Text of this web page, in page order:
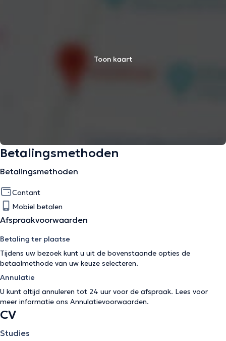
Toon kaart
Betalingsmethoden
Betalingsmethoden
Contant
Mobiel betalen
Afspraakvoorwaarden
Betaling ter plaatse
Tijdens uw bezoek kunt u uit de bovenstaande opties de
betaalmethode van uw keuze selecteren.
Annulatie
U kunt altijd annuleren tot 24 uur voor de afspraak. Lees voor
meer informatie ons Annulatievoorwaarden.
CV
Studies